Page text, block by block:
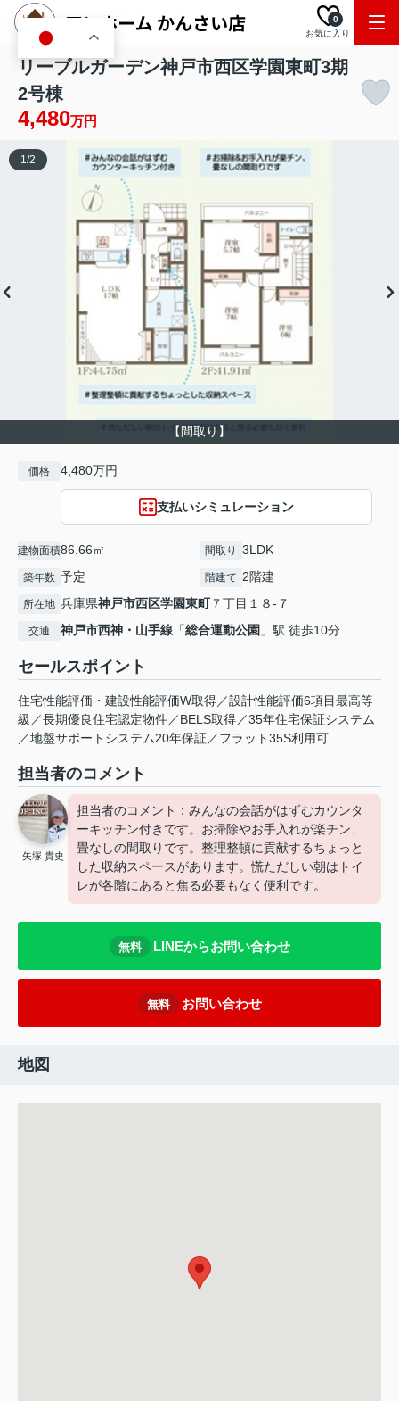
お気に入り
0
リーブルガーデン神戸市西区学園東町3期
2号棟
4,480万円
【間取り】
1/2
価格 4,480万円
支払いシミュレーション
建物面積86.66㎡ 間取り 3LDK
築年数 予定 階建て 2階建
所在地 兵庫県神戸市西区学園東町７丁目１８-７
交通 神戸市西神・山手線 「総合運動公園 」駅 徒歩10分
セールスポイント
住宅性能評価・建設性能評価W取得／設計性能評価6項目最高等
級／長期優良住宅認定物件／BELS取得／35年住宅保証システム
／地盤サポートシステム20年保証／フラット35S利用可
担当者のコメント
矢塚 貴史
担当者のコメント：みんなの会話がはずむカウンタ
ーキッチン付きです。お掃除やお手入れが楽チン、
畳なしの間取りです。整理整頓に貢献するちょっと
した収納スペースがあります。慌ただしい朝はトイ
レが各階にあると焦る必要もなく便利です。
無料 LINEからお問い合わせ
無料 お問い合わせ
地図